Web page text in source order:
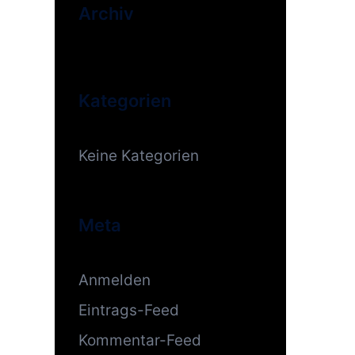
Archiv
Kategorien
Keine Kategorien
Meta
Anmelden
Eintrags-Feed
Kommentar-Feed